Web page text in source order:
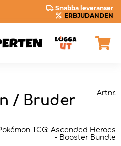
Snabba leveranser
ERBJUDANDEN
/ Bruder
Artnr.
TCG: Ascended Heroes
- Booster Bundle